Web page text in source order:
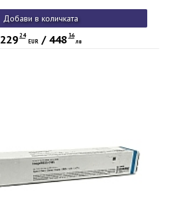
Добави в количката
229 24
EUR/ 448 36
лв